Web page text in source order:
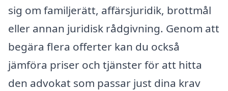
sig om familjerätt, affärsjuridik, brottmål
eller annan juridisk rådgivning. Genom att
begära flera offerter kan du också
jämföra priser och tjänster för att hitta
den advokat som passar just dina krav